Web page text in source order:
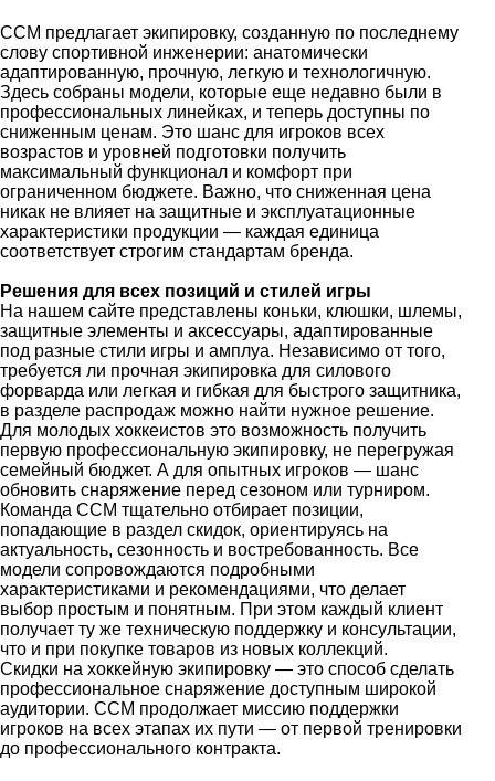
CCM предлагает экипировку, созданную по последнему
слову спортивной инженерии: анатомически
адаптированную, прочную, легкую и технологичную.
Здесь собраны модели, которые еще недавно были в
профессиональных линейках, и теперь доступны по
сниженным ценам. Это шанс для игроков всех
возрастов и уровней подготовки получить
максимальный функционал и комфорт при
ограниченном бюджете. Важно, что сниженная цена
никак не влияет на защитные и эксплуатационные
характеристики продукции — каждая единица
соответствует строгим стандартам бренда.
Решения для всех позиций и стилей игры
На нашем сайте представлены коньки, клюшки, шлемы,
защитные элементы и аксессуары, адаптированные
под разные стили игры и амплуа. Независимо от того,
требуется ли прочная экипировка для силового
форварда или легкая и гибкая для быстрого защитника,
в разделе распродаж можно найти нужное решение.
Для молодых хоккеистов это возможность получить
первую профессиональную экипировку, не перегружая
семейный бюджет. А для опытных игроков — шанс
обновить снаряжение перед сезоном или турниром.
Команда CCM тщательно отбирает позиции,
попадающие в раздел скидок, ориентируясь на
актуальность, сезонность и востребованность. Все
модели сопровождаются подробными
характеристиками и рекомендациями, что делает
выбор простым и понятным. При этом каждый клиент
получает ту же техническую поддержку и консультации,
что и при покупке товаров из новых коллекций.
Скидки на хоккейную экипировку — это способ сделать
профессиональное снаряжение доступным широкой
аудитории. CCM продолжает миссию поддержки
игроков на всех этапах их пути — от первой тренировки
до профессионального контракта.